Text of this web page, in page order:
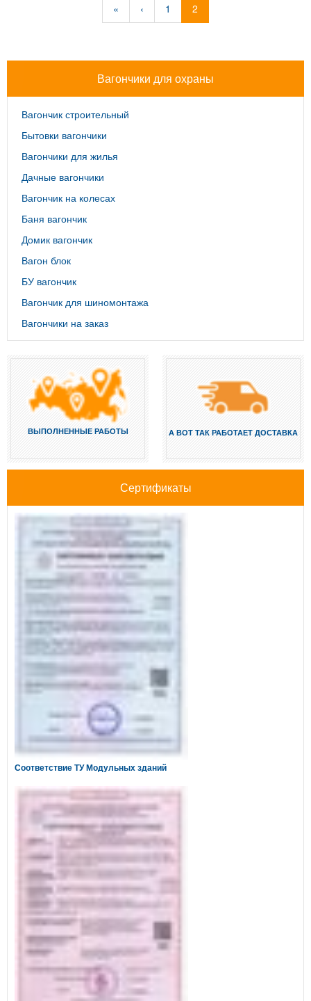
« ‹ 1 2
Вагончики для охраны
Вагончик строительный
Бытовки вагончики
Вагончики для жилья
Дачные вагончики
Вагончик на колесах
Баня вагончик
Домик вагончик
Вагон блок
БУ вагончик
Вагончик для шиномонтажа
Вагончики на заказ
ВЫПОЛНЕННЫЕ РАБОТЫ А ВОТ ТАК РАБОТАЕТ ДОСТАВКА
Сертификаты
Соответствие ТУ Модульных зданий